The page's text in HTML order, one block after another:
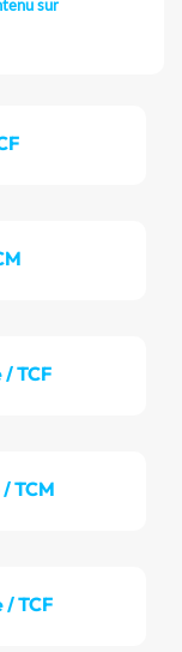
sur
TCF
TCM
TCF